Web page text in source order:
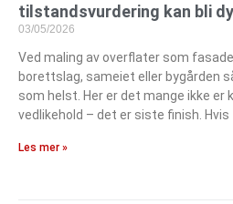
tilstandsvurdering kan bli
03/05/2026
Ved maling av overflater som
borettslag, sameiet eller bygården
som helst. Her er det mange ikke er
vedlikehold – det er siste finish. Hvis
Les mer »